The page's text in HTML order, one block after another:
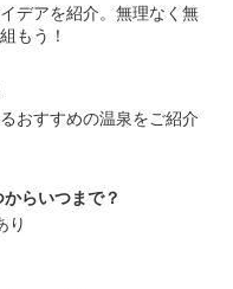
デアを紹介。無理なく無
もう！
おすすめの温泉をご紹介
らいつまで？
り